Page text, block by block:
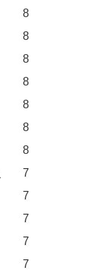
8
8
8
8
8
8
8
7
7
7
7
7